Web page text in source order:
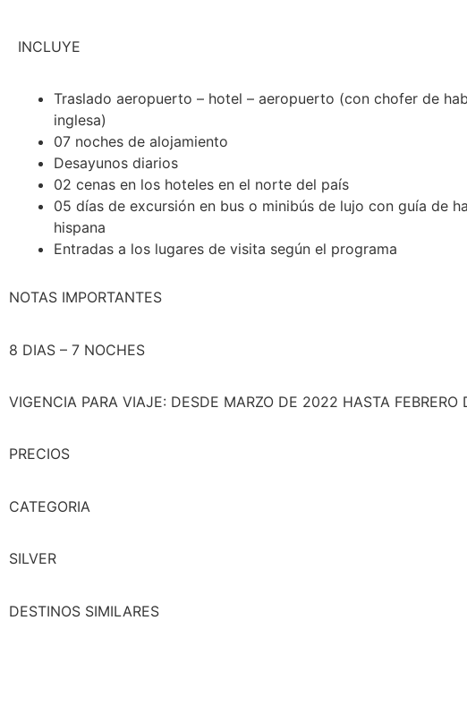
INCLUYE
Traslado aeropuerto – hotel – aeropuerto (con chofer de
inglesa)
07 noches de alojamiento
Desayunos diarios
02 cenas en los hoteles en el norte del país
05 días de excursión en bus o minibús de lujo con guía de
hispana
Entradas a los lugares de visita según el programa
NOTAS IMPORTANTES
8 DIAS – 7 NOCHES
VIGENCIA PARA VIAJE: DESDE MARZO DE 2022 HASTA FEBRERO
PRECIOS
CATEGORIA
SILVER
DESTINOS SIMILARES